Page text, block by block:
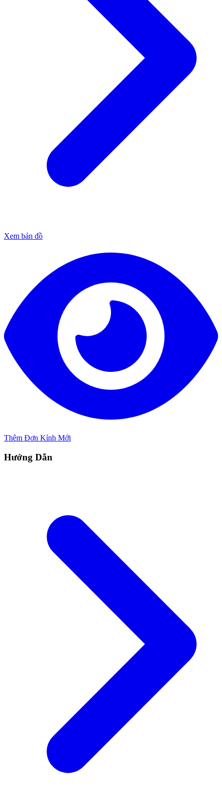
Xem bản đồ
Thêm Đơn Kính Mới
Hướng Dẫn